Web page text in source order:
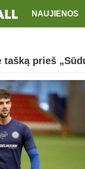
NAUJIENOS
tašką prieš